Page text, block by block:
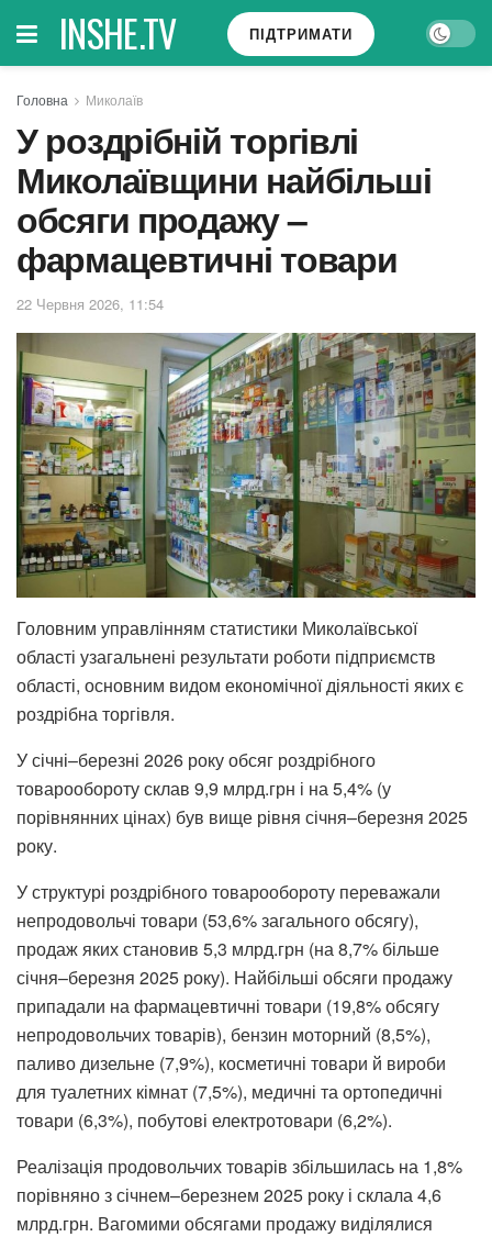
INSHE.TV ПІДТРИМАТИ
Головна Миколаїв
У роздрібній торгівлі
Миколаївщини найбільші
обсяги продажу –
фармацевтичні товари
22 Червня 2026, 11:54
Головним управлінням статистики Миколаївської
області узагальнені результати роботи підприємств
області, основним видом економічної діяльності яких є
роздрібна торгівля.
У січні–березні 2026 року обсяг роздрібного
товарообороту склав 9,9 млрд.грн і на 5,4% (у
порівнянних цінах) був вище рівня січня–березня 2025
року.
У структурі роздрібного товарообороту переважали
непродовольчі товари (53,6% загального обсягу),
продаж яких становив 5,3 млрд.грн (на 8,7% більше
січня–березня 2025 року). Найбільші обсяги продажу
припадали на фармацевтичні товари (19,8% обсягу
непродовольчих товарів), бензин моторний (8,5%),
паливо дизельне (7,9%), косметичні товари й вироби
для туалетних кімнат (7,5%), медичні та ортопедичні
товари (6,3%), побутові електротовари (6,2%).
Реалізація продовольчих товарів збільшилась на 1,8%
порівняно з січнем–березнем 2025 року і склала 4,6
млрд.грн. Вагомими обсягами продажу виділялися